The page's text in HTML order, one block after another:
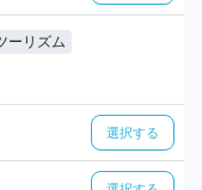
ーリズム
選択する